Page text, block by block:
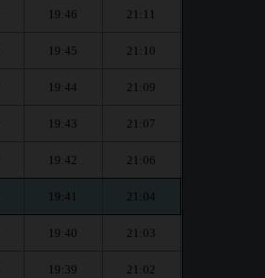
19:46 21:11
19:45 21:10
19:44 21:09
19:43 21:07
19:42 21:06
19:41 21:04
19:40 21:03
19:39 21:02